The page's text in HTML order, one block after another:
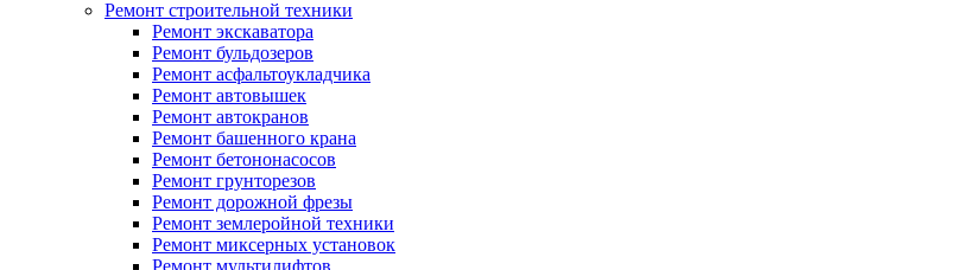
Ремонт строительной техники
Ремонт экскаватора
Ремонт бульдозеров
Ремонт асфальтоукладчика
Ремонт автовышек
Ремонт автокранов
Ремонт башенного крана
Ремонт бетононасосов
Ремонт грунторезов
Ремонт дорожной фрезы
Ремонт землеройной техники
Ремонт миксерных установок
Ремонт мультилифтов